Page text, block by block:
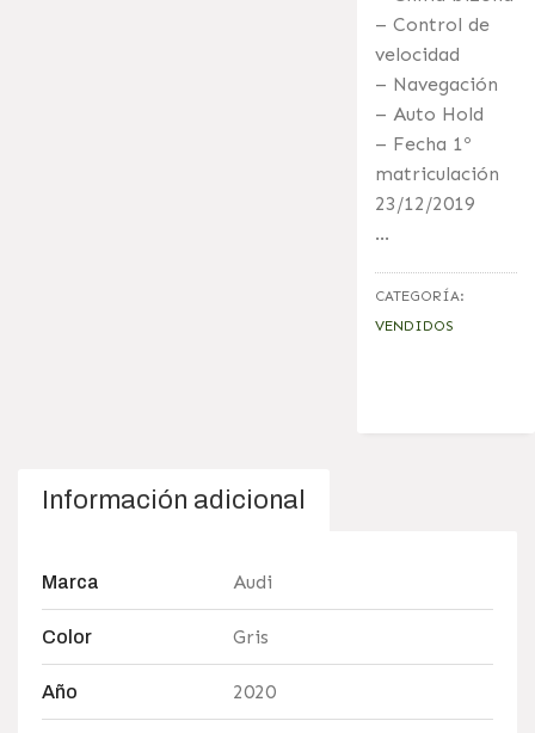
– Control de
velocidad
– Navegación
– Auto Hold
– Fecha 1º
matriculación
23/12/2019
…
CATEGORÍA:
VENDIDOS
Información adicional
Marca Audi
Color Gris
Año 2020